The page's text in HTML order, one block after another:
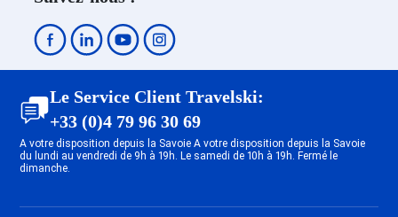
Location Plagne - Belle Plagne
Location Plagne Bellecôte
Location Plagne Villages
Location Plagne Soleil
Location Plagne Bellecôte
Location Plagne - Les Coches
Le Service Client Travelski:
+33 (0)4 79 96 30 69
A votre disposition depuis la Savoie A votre disposition depuis la Savoie
du lundi au vendredi de 9h à 19h. Le samedi de 10h à 19h. Fermé le
dimanche.